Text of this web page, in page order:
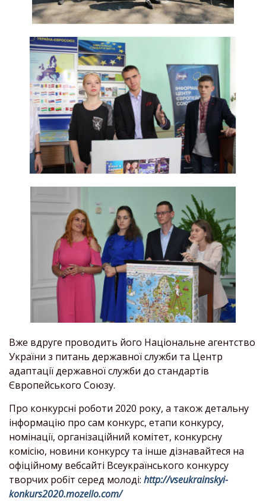
Вже вдруге проводить його Національне агентство
України з питань державної служби та Центр
адаптації державної служби до стандартів
Європейського Союзу.
Про конкурсні роботи 2020 року, а також детальну
інформацію про сам конкурс, етапи конкурсу,
номінації, організаційний комітет, конкурсну
комісію, новини конкурсу та інше дізнавайтеся на
офіційному вебсайті Всеукраїнського конкурсу
творчих робіт серед молоді: http://vseukrainskyi-
konkurs2020.mozello.com/